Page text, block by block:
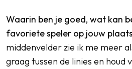
Waarin ben je goed, wat kan
favoriete speler op jouw
middenvelder zie ik me meer
graag tussen de linies en houd